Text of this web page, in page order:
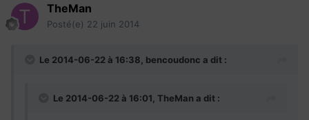
TheMan
Posté(e) 22 juin 2014
Le 2014-06-22 à 16:38, bencoudonc a dit :
Le 2014-06-22 à 16:01, TheMan a dit :